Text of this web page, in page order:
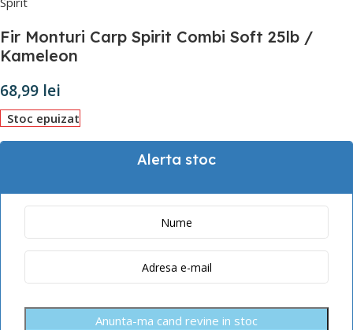
Fir Monturi Carp Spirit Combi Soft 25lb /
Kameleon
68,99 lei
Stoc epuizat
Alerta stoc
Anunta-ma cand revine in stoc